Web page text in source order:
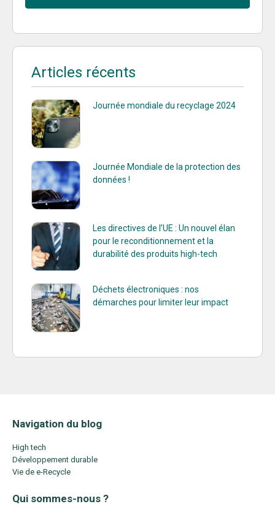
Articles récents
Journée mondiale du recyclage 2024
Journée Mondiale de la protection des
données !
Les directives de l’UE : Un nouvel élan
pour le reconditionnement et la
durabilité des produits high-tech
Déchets électroniques : nos
démarches pour limiter leur impact
Navigation du blog
High tech
Développement durable
Vie de e-Recycle
Qui sommes-nous ?